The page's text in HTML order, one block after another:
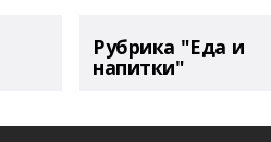
Рубрика "Еда и
напитки"